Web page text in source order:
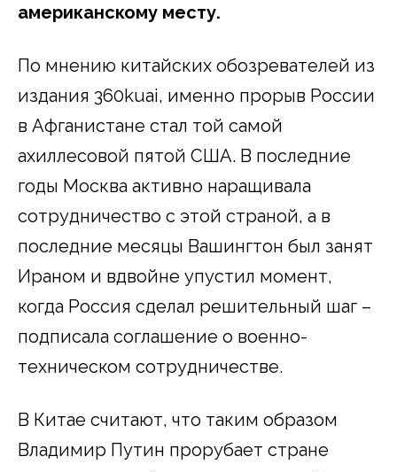
американскому месту.
По мнению китайских обозревателей из
издания 360kuai, именно прорыв России
в Афганистане стал той самой
ахиллесовой пятой США. В последние
годы Москва активно наращивала
сотрудничество с этой страной, а в
последние месяцы Вашингтон был занят
Ираном и вдвойне упустил момент,
когда Россия сделал решительный шаг –
подписала соглашение о военно-
техническом сотрудничестве.
В Китае считают, что таким образом
Владимир Путин прорубает стране